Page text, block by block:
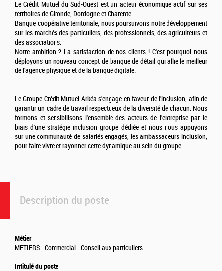
Description du poste
Métier
METIERS - Commercial - Conseil aux particuliers
Intitulé du poste
Le Crédit Mutuel du Sud-Ouest est un acteur économique actif sur ses
territoires de Gironde, Dordogne et Charente.
Banque coopérative territoriale, nous poursuivons notre développement
sur les marchés des particuliers, des professionnels, des agriculteurs et
des associations.
Notre ambition ? La satisfaction de nos clients ! C'est pourquoi nous
déployons un nouveau concept de banque de détail qui allie le meilleur
de l'agence physique et de la banque digitale.
Le Groupe Crédit Mutuel Arkéa s'engage en faveur de l'inclusion, afin de
garantir un cadre de travail respectueux de la diversité de chacun. Nous
formons et sensibilisons l'ensemble des acteurs de l'entreprise par le
biais d'une stratégie inclusion groupe dédiée et nous nous appuyons
sur une communauté de salariés engagés, les ambassadeurs inclusion,
pour faire vivre et rayonner cette dynamique au sein du groupe.